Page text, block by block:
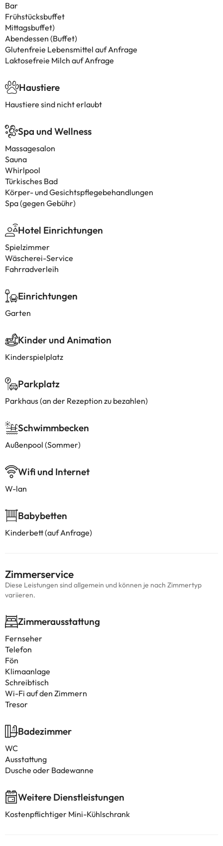
Bar
Frühstücksbuffet
Mittagsbuffet)
Abendessen (Buffet)
Glutenfreie Lebensmittel auf Anfrage
Laktosefreie Milch auf Anfrage
Haustiere
Haustiere sind nicht erlaubt
Spa und Wellness
Massagesalon
Sauna
Whirlpool
Türkisches Bad
Körper- und Gesichtspflegebehandlungen
Spa (gegen Gebühr)
Hotel Einrichtungen
Spielzimmer
Wäscherei-Service
Fahrradverleih
Einrichtungen
Garten
Kinder und Animation
Kinderspielplatz
Parkplatz
Parkhaus (an der Rezeption zu bezahlen)
Schwimmbecken
Außenpool (Sommer)
Wifi und Internet
W-lan
Babybetten
Kinderbett (auf Anfrage)
Zimmerservice
Diese Leistungen sind allgemein und können je nach Zimmertyp
variieren.
Zimmerausstattung
Fernseher
Telefon
Fön
Klimaanlage
Schreibtisch
Wi-Fi auf den Zimmern
Tresor
Badezimmer
WC
Ausstattung
Dusche oder Badewanne
Weitere Dienstleistungen
Kostenpflichtiger Mini-Kühlschrank